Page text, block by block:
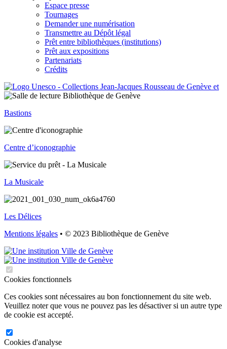
Espace presse
Tournages
Demander une numérisation
Transmettre au Dépôt légal
Prêt entre bibliothèques (institutions)
Prêt aux expositions
Partenariats
Crédits
Bastions
Centre d’iconographie
La Musicale
Les Délices
Mentions légales • © 2023 Bibliothèque de Genève
Cookies fonctionnels
Ces cookies sont nécessaires au bon fonctionnement du site web.
Veuillez noter que vous ne pouvez pas les désactiver si un autre type
de cookie est accepté.
Cookies d'analyse